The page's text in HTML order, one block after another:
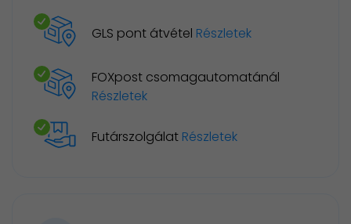
GLS pont átvétel Részletek
FOXpost csomagautomatánál
Részletek
Futárszolgálat Részletek